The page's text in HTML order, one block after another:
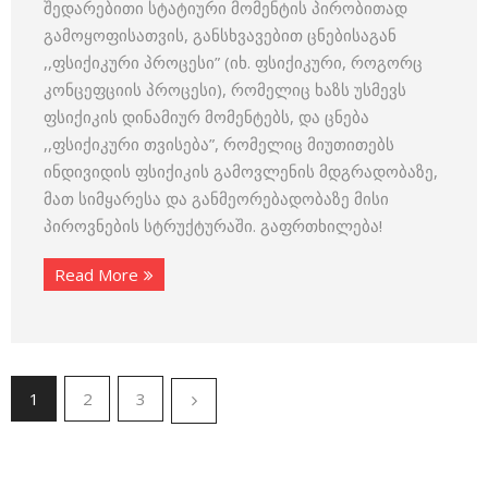
შედარებითი სტატიური მომენტის პირობითად
გამოყოფისათვის, განსხვავებით ცნებისაგან
,,ფსიქიკური პროცესი” (იხ. ფსიქიკური, როგორც
კონცეფციის პროცესი), რომელიც ხაზს უსმევს
ფსიქიკის დინამიურ მომენტებს, და ცნება
,,ფსიქიკური თვისება”, რომელიც მიუთითებს
ინდივიდის ფსიქიკის გამოვლენის მდგრადობაზე,
მათ სიმყარესა და განმეორებადობაზე მისი
პიროვნების სტრუქტურაში. გაფრთხილება!
Read More
1 2 3